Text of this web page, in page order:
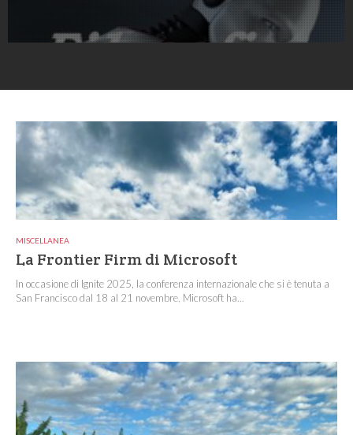
MISCELLANEA
La Frontier Firm di Microsoft
In occasione di Ignite 2025, la conferenza internazionale che si è tenuta a
San Francisco dal 18 al 21 novembre, Microsoft ha...